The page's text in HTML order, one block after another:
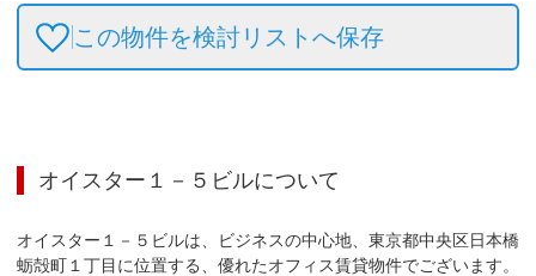
この物件を検討リストへ保存
オイスター１－５ビルについて
オイスター１－５ビルは、ビジネスの中心地、東京都中央区日本橋
蛎殻町１丁目に位置する、優れたオフィス賃貸物件でございます。